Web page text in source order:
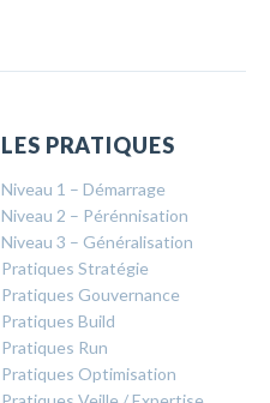
LES PRATIQUES
Niveau 1 – Démarrage
Niveau 2 – Pérénnisation
Niveau 3 – Généralisation
Pratiques Stratégie
Pratiques Gouvernance
Pratiques Build
Pratiques Run
Pratiques Optimisation